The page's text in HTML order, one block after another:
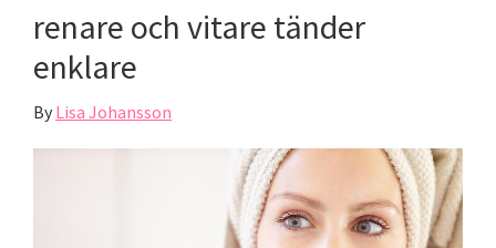
renare och vitare tänder
enklare
By Lisa Johansson